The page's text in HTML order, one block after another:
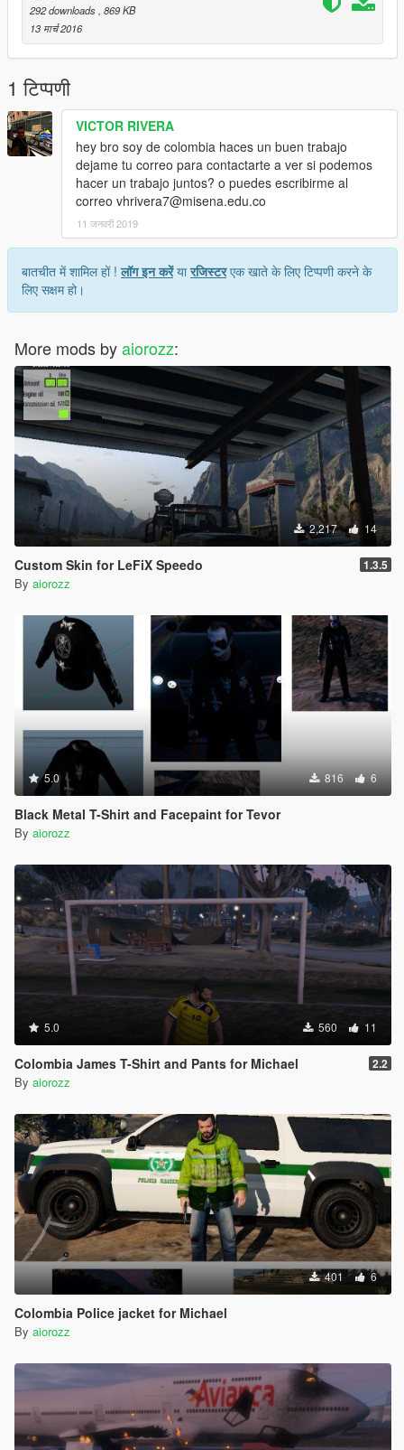
292 downloads , 869 KB
13 मार्च 2016
1 टिप्पणी
VICTOR RIVERA
hey bro soy de colombia haces un buen trabajo
dejame tu correo para contactarte a ver si podemos
hacer un trabajo juntos? o puedes escribirme al
correo vhrivera7@misena.edu.co
11 जनवरी 2019
बातचीत में शामिल हों !लॉग इन करेंयारजिस्टरएक खाते के लिए टिप्पणी करने के
लिए सक्षम हो।
More mods byaiorozz:
2,217 14
Custom Skin for LeFiX Speedo 1.3.5
By aiorozz
5.0 816 6
Black Metal T-Shirt and Facepaint for Tevor
By aiorozz
5.0 560 11
Colombia James T-Shirt and Pants for Michael 2.2
By aiorozz
401 6
Colombia Police jacket for Michael
By aiorozz